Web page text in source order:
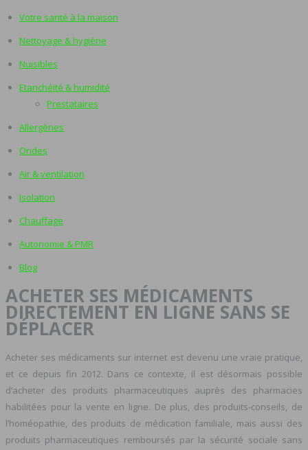
Votre santé à la maison
Nettoyage & hygiène
Nuisibles
Etanchéité & humidité
Prestataires
Allergènes
Ondes
Air & ventilation
Isolation
Chauffage
Autonomie & PMR
Blog
ACHETER SES MÉDICAMENTS
DIRECTEMENT EN LIGNE SANS SE
DÉPLACER
Acheter ses médicaments sur internet est devenu une vraie pratique,
et ce depuis fin 2012. Dans ce contexte, il est désormais possible
d’acheter des produits pharmaceutiques auprès des pharmacies
habilitées pour la vente en ligne. De plus, des produits-conseils, de
l’homéopathie, des produits de médication familiale, mais aussi des
produits pharmaceutiques remboursés par la sécurité sociale sans